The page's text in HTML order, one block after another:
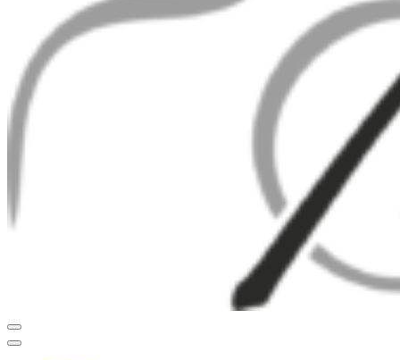
Navigationsmenü
Navigationsmenü